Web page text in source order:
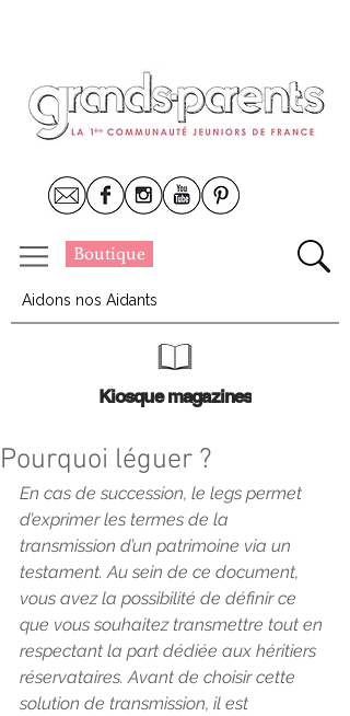
Boutique
Aidons nos Aidants
Kiosque magazines
Pourquoi léguer ?
En cas de succession, le legs permet
d’exprimer les termes de la
transmission d’un patrimoine via un
testament. Au sein de ce document,
vous avez la possibilité de définir ce
que vous souhaitez transmettre tout en
respectant la part dédiée aux héritiers
réservataires. Avant de choisir cette
solution de transmission, il est